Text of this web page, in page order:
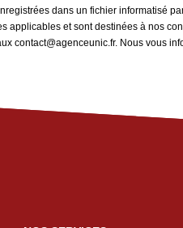
dans un fichier informatisé
applicables et sont destinées à nos
contact@agenceunic.fr. Nous